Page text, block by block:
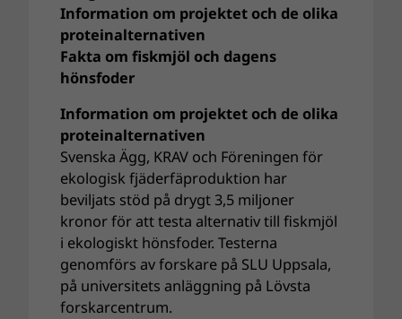
Information om projektet och de olika
proteinalternativen
Fakta om fiskmjöl och dagens
hönsfoder
Information om projektet och de olika
proteinalternativen
Svenska Ägg, KRAV och Föreningen för
ekologisk fjäderfäproduktion har
beviljats stöd på drygt 3,5 miljoner
kronor för att testa alternativ till fiskmjöl
i ekologiskt hönsfoder. Testerna
genomförs av forskare på SLU Uppsala,
på universitets anläggning på Lövsta
forskarcentrum.